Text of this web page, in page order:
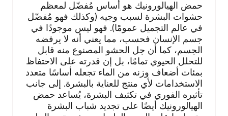
حمض الهيالورونيك هو أساس مُفضّل لمعظم
حشوات البشرة لسبب وجيه (وكذلك فهو مُفضّل
في عالم التجميل عمومًا). فهو ليس موجودًا في
جسم الإنسان فحسب، مما يعني أنه لا يرفضه
الجسم، كما أن جل الحشو المصنوع منه قابل
للتحلل الحيوي تمامًا، بل إن قدرته على الاحتفاظ
بمئات أضعاف وزنه من الماء تجعله أساسًا متعدد
الاستخدامات لأي منتج للعناية بالبشرة. إلى جانب
تأثيره الفوري في تكثيف البشرة، يُساعد حمض
الهيالورونيك أيضًا على تجديد شباب البشرة
Stylage
سونيكوس
Teosyal
Yvoire
Zishel
الشركات المصنعة